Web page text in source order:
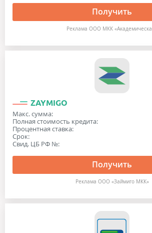
Получить
Реклама ООО МКК
ZAYMIGO
Макс. сумма:
Полная стоимость кредита:
Процентная ставка:
Срок:
Свид. ЦБ РФ №:
Получить
Реклама ООО «Займиго МКК»